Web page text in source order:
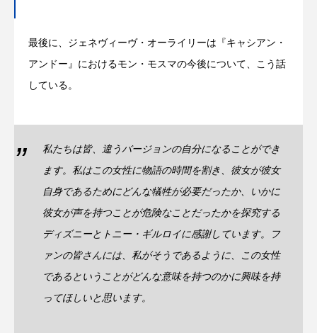
最後に、ジェネヴィーヴ・オーライリーは『キャシアン・
アンドー』におけるモン・モスマの今後について、こう話
している。
私たちは皆、違うバージョンの自分になることができ
ます。私はこの女性に物語の時間を割き、彼女が彼女
自身であるためにどんな犠牲が必要だったか、いかに
彼女が声を持つことが危険なことだったかを探究する
ディズニーとトニー・ギルロイに感謝しています。フ
ァンの皆さんには、私がそうであるように、この女性
であるということがどんな意味を持つのかに興味を持
ってほしいと思います。